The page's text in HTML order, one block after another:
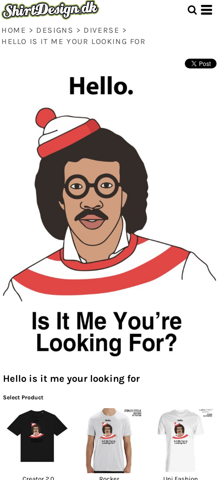
HOME > DESIGNS > DIVERSE >
HELLO IS IT ME YOUR LOOKING FOR
Hello is it me your looking for
Select Product